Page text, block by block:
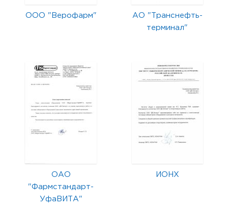
ООО "Верофарм"
АО "Транснефть-
терминал"
ОАО
"Фармстандарт-
УфаВИТА"
ИОНХ